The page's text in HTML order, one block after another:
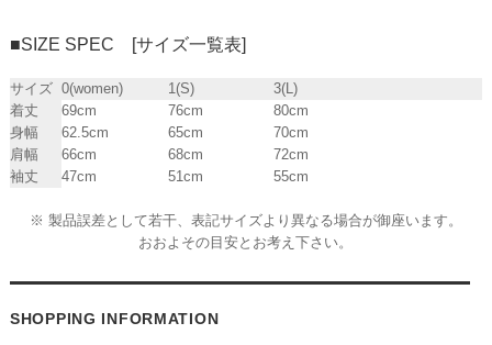
■SIZE SPEC [サイズ一覧表]
サイズ 0(women) 1(S)
3(L)
着丈
69cm 76cm
80cm
身幅
62.5cm 65cm
70cm
肩幅
66cm 68cm
72cm
袖丈
47cm 51cm 55cm
※ 製品誤差として若干、表記サイズより異なる場合が御座います。
おおよその目安とお考え下さい。
SHOPPING INFORMATION